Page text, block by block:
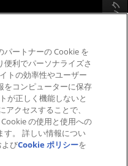
フィードバック
ー
の透明性
な競争
略
シー
定
パートナーの Cookie を
利でパーソナライズさ
トの効率性やユーザー
をコンピューターに保存
が正しく機能しないと
クセスすることで、
の使用と使用への
す。 詳しい情報につい
よびCookie ポリシーを